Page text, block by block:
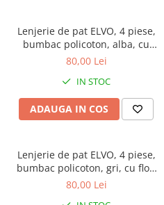
Lenjerie de pat ELVO, 4 piese,
bumbac policoton, alba, cu
flori albastre
80,00 Lei
IN STOC
ADAUGA IN COS
Lenjerie de pat ELVO, 4 piese,
bumbac policoton, gri, cu flori
mov
80,00 Lei